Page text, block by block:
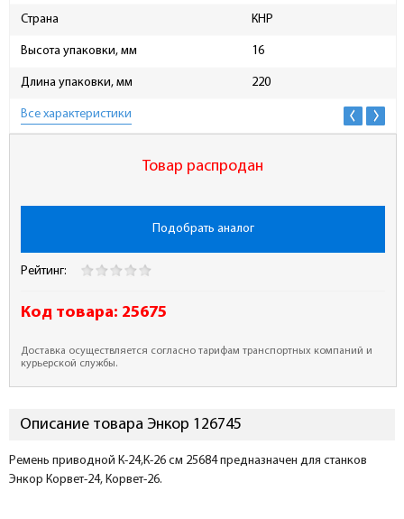
Страна КНР
Высота упаковки, мм 16
Длина упаковки, мм 220
Все характеристики
Товар распродан
Подобрать аналог
Рейтинг:
Код товара: 25675
Доставка осуществляется согласно тарифам транспортных компаний и
курьерской службы.
Описание товара Энкор 126745
Ремень приводной К-24,К-26 см 25684 предназначен для станков
Энкор Корвет-24, Корвет-26.